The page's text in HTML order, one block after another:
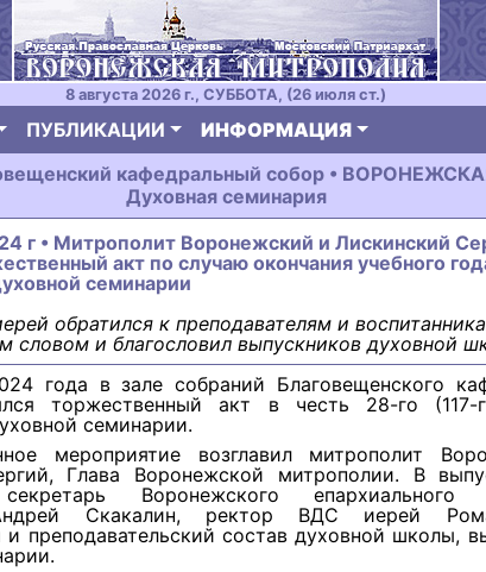
8 августа 2026 г., СУББОТА, (26 июля ст.)
ПУБЛИКАЦИИ ИНФОРМАЦИЯ
кафедральный собор •
Духовная семинария
г • Митрополит Воронежский и Лискинский
акт по случаю окончания учебного
семинарии
обратился к преподавателям и
словом и благословил выпускников духовной
года в зале собраний Благовещенского
торжественный акт в честь 28-го (117-
семинарии.
мероприятие возглавил митрополит
Глава Воронежской митрополии. В
Воронежского епархиального
Скакалин, ректор ВДС иерей
преподавательский состав духовной школы,